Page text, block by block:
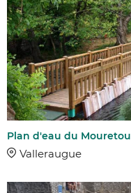
Plan d'eau du Mouretou
Valleraugue